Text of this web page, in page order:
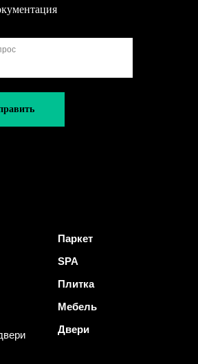
Паркет
SPA
Плитка
Мебель
Двери